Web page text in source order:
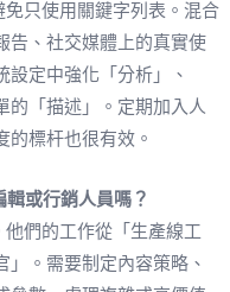
只使用關鍵字列表。混合
告、社交媒體上的真實使
設定中強化「分析」、
的「描述」。定期加入人
的標杆也很有效。
或行銷人員嗎？
們的工作從「生產線工
」。需要制定內容策略、